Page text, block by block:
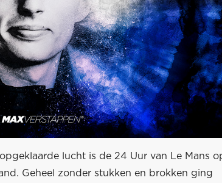
lucht is de 24 Uur van Le Mans
Geheel zonder stukken en brokken ging